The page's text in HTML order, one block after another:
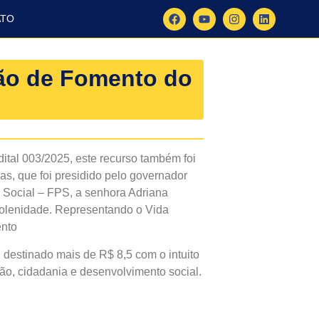
de Fomento do
003/2025, este recurso também foi
que foi presidido pelo governador
– FPS, a senhora Adriana
Representando o Vida
mais de R$ 8,5 com o intuito
cidadania e desenvolvimento social.